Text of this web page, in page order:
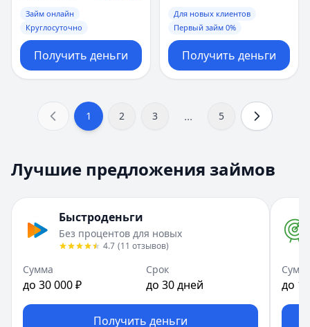
Займ онлайн
Круглосуточно
Получить деньги
Для новых клиентов
Первый займ 0%
Получить деньги
1 2 3 ... 5
Лучшие предложения займов
Быстроденьги
Без процентов для новых
4.7 (11 отзывов)
Сумма
до 30 000 ₽
Срок
до 30 дней
Получить деньги
до